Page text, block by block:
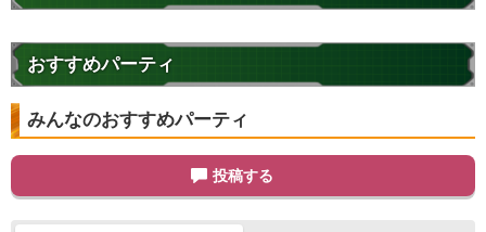
おすすめパーティ
みんなのおすすめパーティ
投稿する